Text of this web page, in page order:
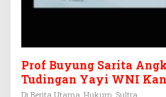
Prof Buyung Sarita
Tudingan Yayi WNI
Rp3,6 Miliar
Di Berita Utama, Hukum, Sultra